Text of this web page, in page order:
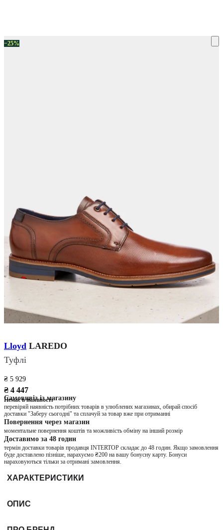
−25%
Lloyd LAREDO
Туфлі
₴ 5 929
₴ 4 447
Немає в наявності
Самовивіз із магазину
перевіряй наявність потрібних товарів в улюблених магазинах, обирай спосіб
доставки "Заберу сьогодні" та сплачуй за товар вже при отриманні
Повернення через магазин
моментальне повернення коштів та можливість обміну на інший розмір
Доставимо за 48 годин
термін доставки товарів продавця INTERTOP складає до 48 годин. Якщо замовлення
буде доставлено пізніше, нарахуємо ₴200 на вашу бонусну карту. Бонуси
нараховуються тільки за отримані замовлення.
ХАРАКТЕРИСТИКИ
ОПИС